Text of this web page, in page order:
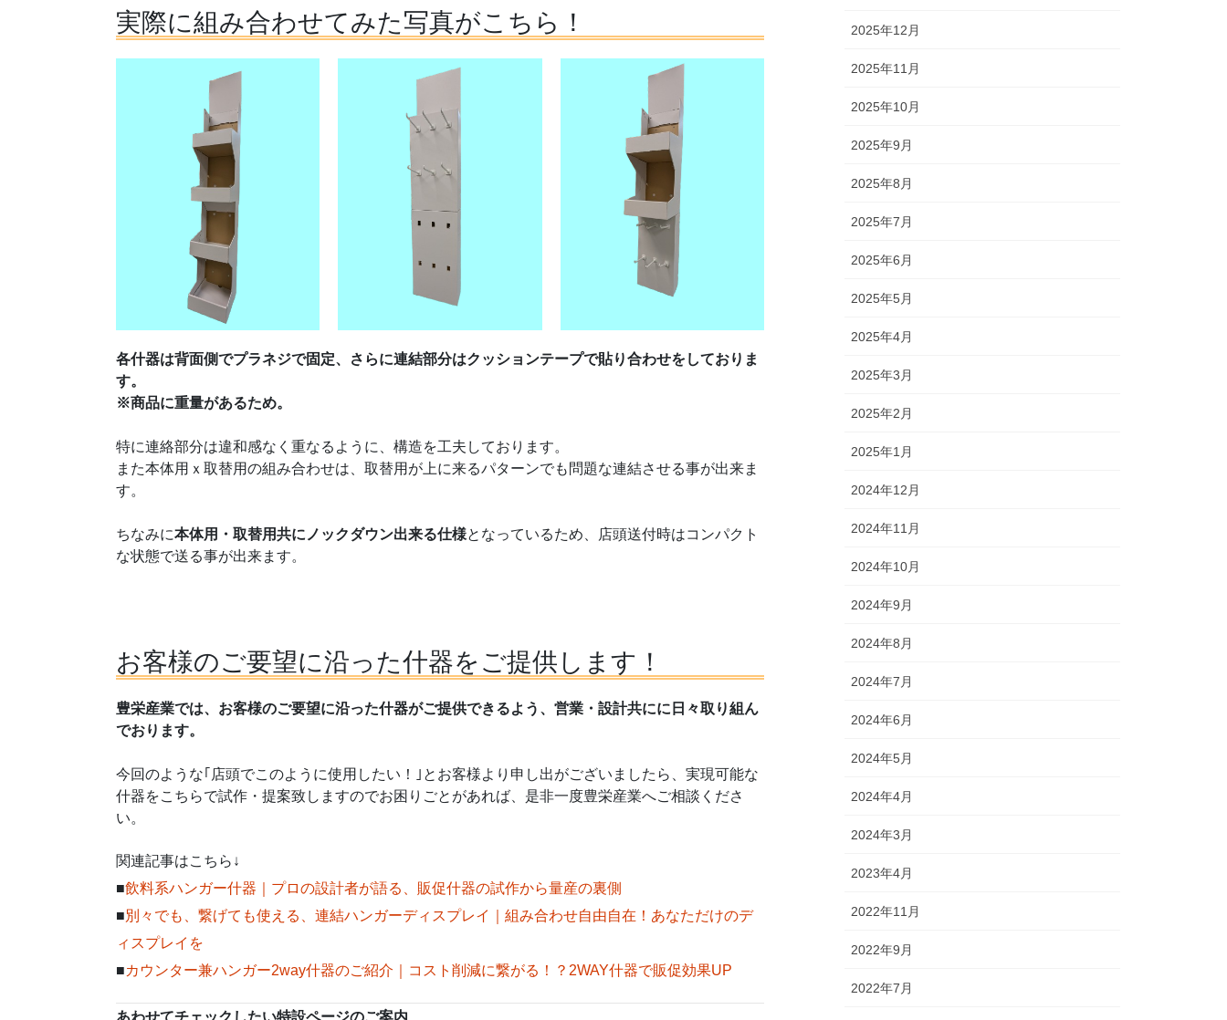
実際に組み合わせてみた写真がこちら！
各什器は背面側でプラネジで固定、さらに連結部分はクッションテープで貼り合わせをしておりま
す。
※商品に重量があるため。
特に連絡部分は違和感なく重なるように、構造を工夫しております。
また本体用ｘ取替用の組み合わせは、取替用が上に来るパターンでも問題な連結させる事が出来ま
す。
ちなみに本体用・取替用共にノックダウン出来る仕様となっているため、店頭送付時はコンパクト
な状態で送る事が出来ます。
お客様のご要望に沿った什器をご提供します！
豊栄産業では、お客様のご要望に沿った什器がご提供できるよう、営業・設計共にに日々取り組ん
でおります。
今回のような｢店頭でこのように使用したい！｣とお客様より申し出がございましたら、実現可能な
什器をこちらで試作・提案致しますのでお困りごとがあれば、是非一度豊栄産業へご相談くださ
い。
関連記事はこちら↓
■飲料系ハンガー什器｜プロの設計者が語る、販促什器の試作から量産の裏側
■別々でも、繋げても使える、連結ハンガーディスプレイ｜組み合わせ自由自在！あなただけのデ
ィスプレイを
■カウンター兼ハンガー2way什器のご紹介｜コスト削減に繋がる！？2WAY什器で販促効果UP
あわせてチェックしたい特設ページのご案内
2025年12月
2025年11月
2025年10月
2025年9月
2025年8月
2025年7月
2025年6月
2025年5月
2025年4月
2025年3月
2025年2月
2025年1月
2024年12月
2024年11月
2024年10月
2024年9月
2024年8月
2024年7月
2024年6月
2024年5月
2024年4月
2024年3月
2023年4月
2022年11月
2022年9月
2022年7月